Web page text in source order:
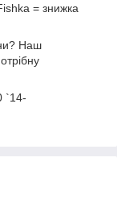
= знижка
Наш
`14-